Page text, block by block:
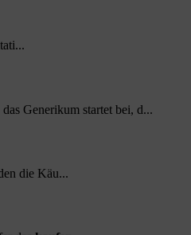
Generikum startet bei, d...
die Käu...